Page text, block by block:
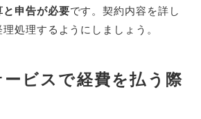
と申告が必要です。契約内容を詳し
処理するようにしましょう。
ビスで経費を払う際